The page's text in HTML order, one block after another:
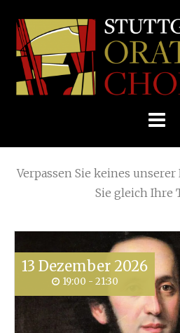
Skip
E.V.
Home SOMMERKONZERT »
Verpassen Sie keines
Sie gleich Ihre
13 Dezember 2026
19:00 - 21:30